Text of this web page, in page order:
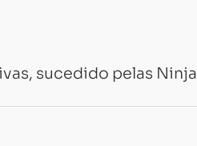
sucedido pelas